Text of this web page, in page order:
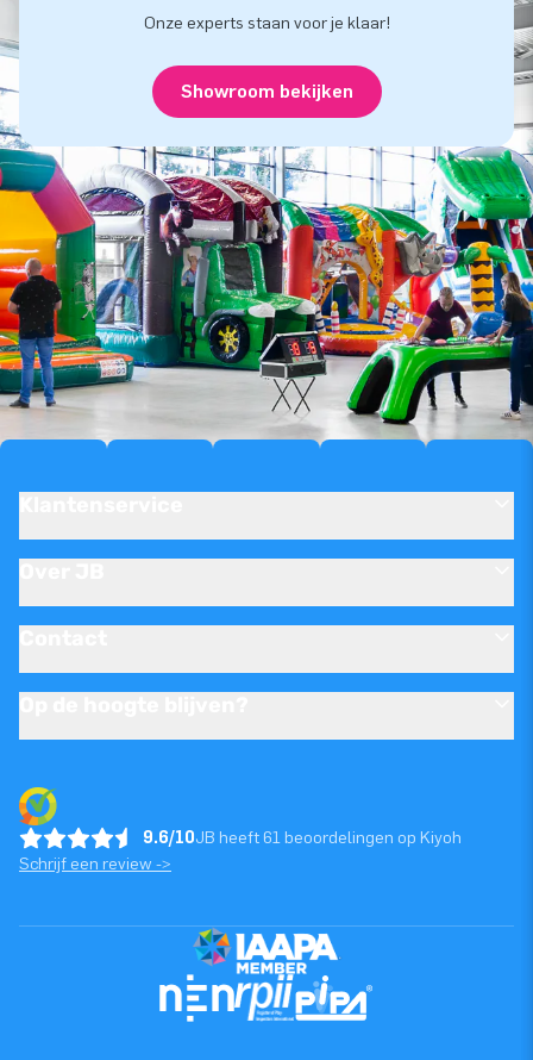
Onze experts staan voor je klaar!
Showroom bekijken
9.6/10JB heeft 61 beoordelingen op Kiyoh
Schrijf een review ->